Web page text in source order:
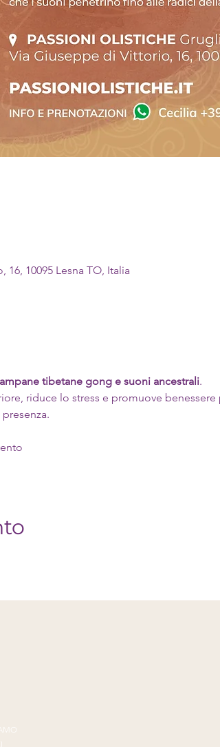
16, 10095 Lesna TO, Italia
tibetane gong e suoni ancestrali.
riduce lo stress e promuove